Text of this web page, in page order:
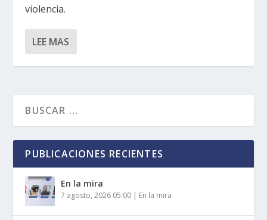
violencia.
LEE MAS
PUBLICACIONES RECIENTES
En la mira
7 agosto, 2026 05:00 | En la mira